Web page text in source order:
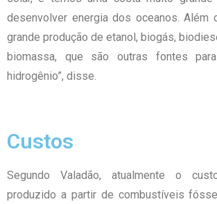
desenvolver energia dos oceanos. Além
grande produção de etanol, biogás,
biomassa, que são outras fontes
hidrogênio”, disse.
Custos
Segundo Valadão, atualmente o
produzido a partir de combustíveis